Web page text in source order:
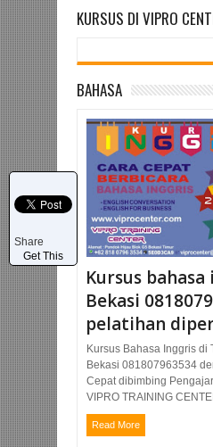
Share
Get This
KURSUS DI VIPRO
BAHASA
Kursus
Bekasi
pelatihan
Kursus Bahasa Inggris di
Bekasi 081807963534
Cepat dibimbing
VIPRO TRAINING
Read More